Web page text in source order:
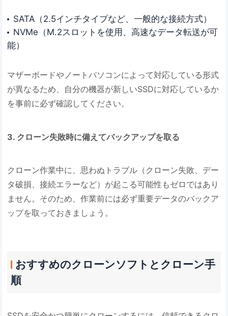
SATA（2.5インチタイプなど、一般的な接続方式）
NVMe（M.2スロットを使用、高速なデータ転送が可
能）
マザーボードやノートパソコンによって対応している形式
が異なるため、自分の機器が新しいSSDに対応しているか
を事前に必ず確認してください。
3. クローン失敗時に備えてバックアップを取る
クローン作業中に、思わぬトラブル（クローン失敗、デー
タ破損、接続エラーなど）が起こる可能性もゼロではあり
ません。そのため、作業前には必ず重要データのバックア
ップを取っておきましょう。
おすすめのクローンソフトとクローン手
順